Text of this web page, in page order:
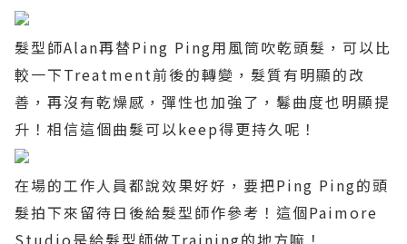
髮型師Alan再替Ping Ping用風筒吹乾頭髮，可以比
較一下Treatment前後的轉變，髮質有明顯的改
善，再沒有乾燥感，彈性也加強了，鬈曲度也明顯提
升！相信這個曲髮可以keep得更持久呢！
在場的工作人員都說效果好好，要把Ping Ping的頭
髮拍下來留待日後給髮型師作參考！這個Paimore